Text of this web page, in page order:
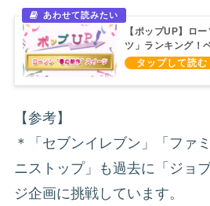
【ポップUP】ロ
ツ」ランキング！
（2022/4/22）
【参考】
＊「セブンイレブン」「ファ
ニストップ」も過去に「ジョ
ジ企画に挑戦しています。